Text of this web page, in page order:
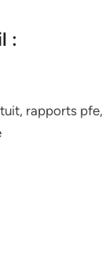
:
rapports pfe,